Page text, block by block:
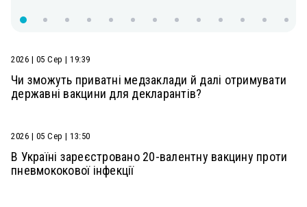
2026 | 05 Сер | 19:39
Чи зможуть приватні медзаклади й далі отримувати
державні вакцини для декларантів?
2026 | 05 Сер | 13:50
В Україні зареєстровано 20-валентну вакцину проти
пневмококової інфекції